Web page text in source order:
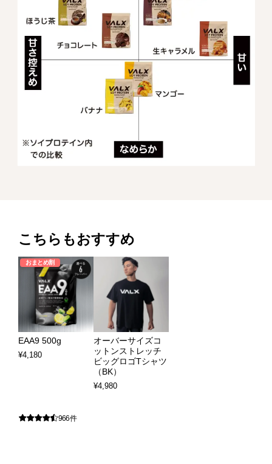
こちらもおすすめ
おまとめ割
EAA9 500g
¥4,180
966件
オーバーサイズコ
ットンストレッチ
ビッグロゴTシャツ
（BK）
¥4,980